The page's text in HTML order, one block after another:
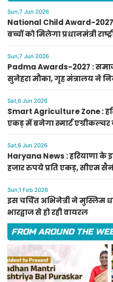
Sun,7 Jun 2026
National Child Award-
बच्चों को मिलेगा प्रधानमंत्री
करें आवेदन
Sun,7 Jun 2026
Padma Awards-2027 :
सुनेहरा मौका, गृह मंत्रालय ने
लिए आवेदन
Sat,6 Jun 2026
Smart Agriculture Zone :
एकड़ में बनेगा स्मार्ट एग्रीकल्चर
Sat,6 Jun 2026
Haryana News : हरियाणा के
हजार रुपये प्रति एकड़, सीएम
Sun,1 Feb 2026
इस चर्चित अभिनेत्री ने मुस्लिम
भारद्वाज से हो रही वायरल
FROM AROUND THE